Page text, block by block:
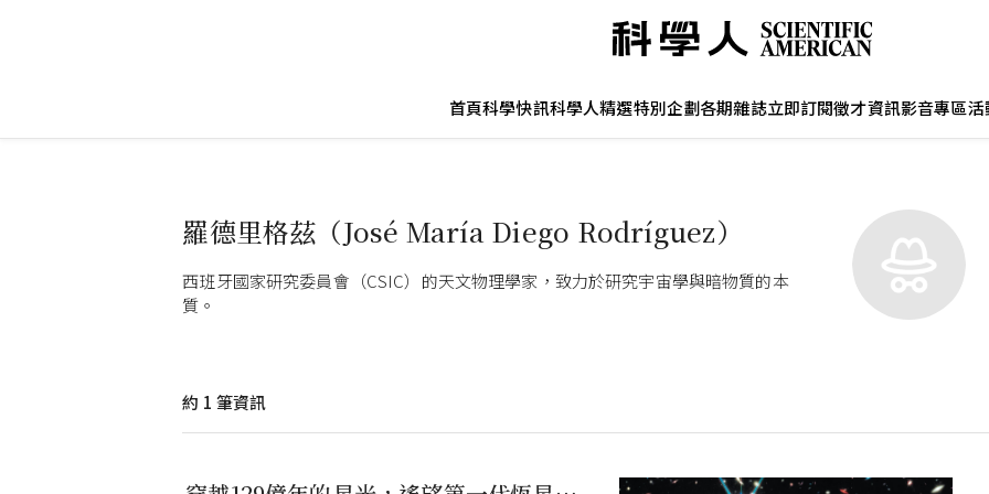
首頁科學快訊科學人精選特別企劃各期雜誌立即訂閱徵才資訊影音專區活
羅德里格茲（José María Diego Rodríguez）
西班牙國家研究委員會（CSIC）的天文物理學家，致力於研究宇宙學與暗物質的本
質。
約 1 筆資訊